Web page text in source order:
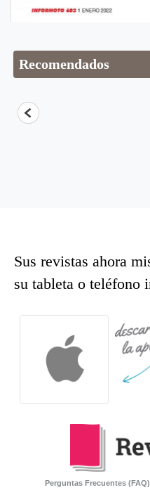
Recomendados
Sus revistas ahora
su tableta o teléfono
Perguntas Frecuentes (FAQ)